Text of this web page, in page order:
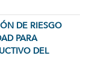
DE RIESGO
PARA
DEL